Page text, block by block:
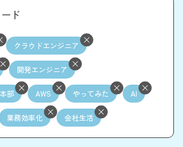
ド
クラウドエンジニア
開発エンジニア
部 AWS やってみた AI
業務効率化 会社生活